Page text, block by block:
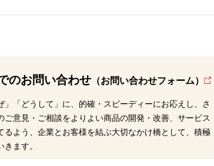
のお問い合わせ（お問い合わせフォーム）
」「どうして」に、的確・スピーディーにお応えし、さ
ご意見・ご相談をよりよい商品の開発・改善、サービス
るよう、企業とお客様を結ぶ大切なかけ橋として、積極
ます。